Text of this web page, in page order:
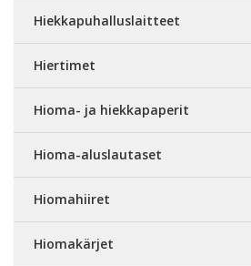
Hiekkapuhalluslaitteet
Hiertimet
Hioma- ja hiekkapaperit
Hioma-aluslautaset
Hiomahiiret
Hiomakärjet